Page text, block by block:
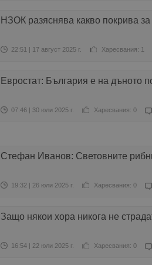
НЗОК разяснява какво покрива
22:51 | 17 август 2025 г. Харесвания: 1
Евростат: България е на дъното
07:46 | 30 юли 2025 г. Харесвания: 0
Стефан Иванов: Световните
19:32 | 26 юли 2025 г. Харесвания: 0
Защо някои хора никога не
16:54 | 22 юли 2025 г. Харесвания: 0